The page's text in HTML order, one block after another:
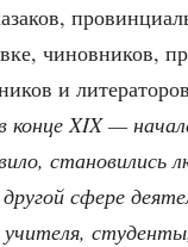
чинов­ни­ков,
и
кон­це XIX —
ста­но­ви­лись
сфе­ре